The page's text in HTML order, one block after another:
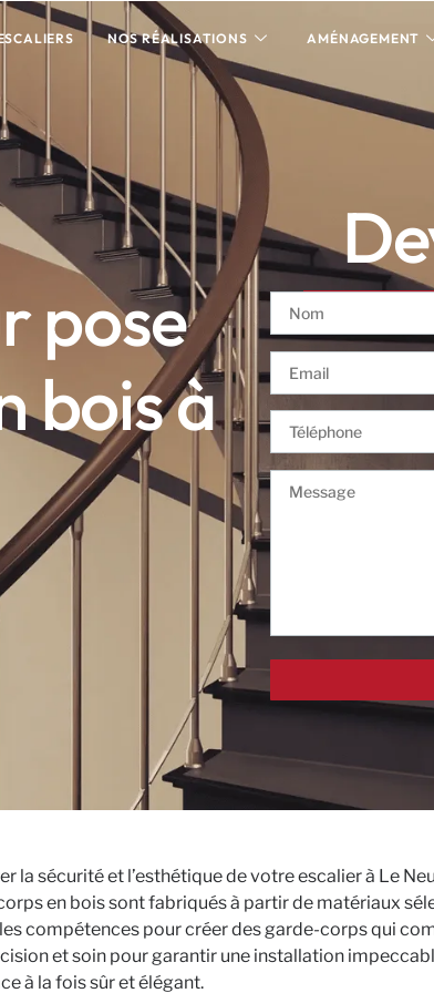
NOS RÉALISATIONS AMÉNAGEMENT
pose
bois à
la sécurité et l’esthétique de votre escalier à Le
en bois sont fabriqués à partir de matériaux
compétences pour créer des garde-corps qui
et soin pour garantir une installation
à la fois sûr et élégant.